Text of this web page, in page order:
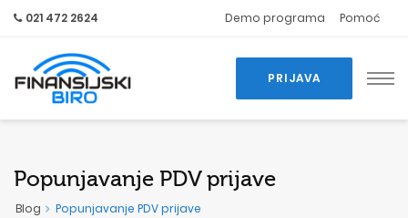
021 472 2624 Demo programa Pomoć
PRIJAVA
Popunjavanje PDV prijave
Blog Popunjavanje PDV prijave